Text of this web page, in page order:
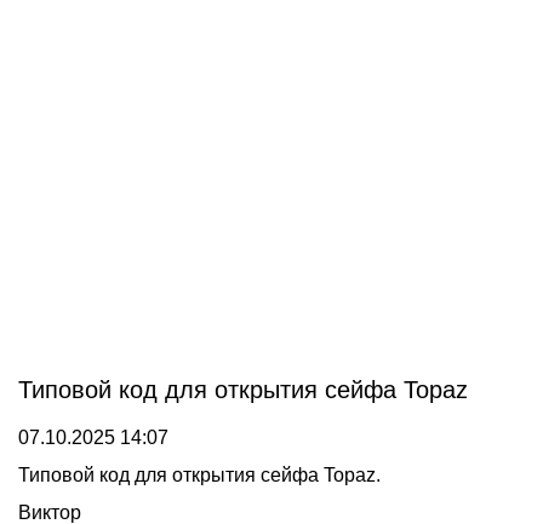
Типовой код для открытия сейфа Topaz
07.10.2025 14:07
Типовой код для открытия сейфа Topaz.
Виктор